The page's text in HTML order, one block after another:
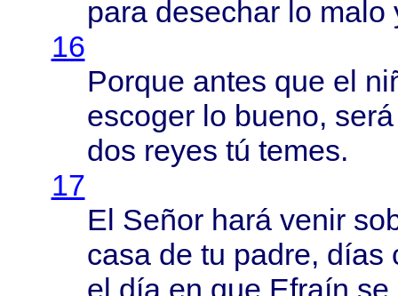
para desecharlo malo
16
Porque antes que el
escogerlo bueno, será
dos reyes tú temes.
17
El Señor hará venir
casade tu padre, días
el díaen que Efraín se